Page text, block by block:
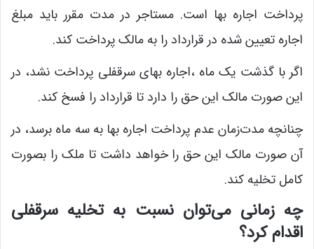
پرداخت اجاره‌ بها است. مستاجر در مدت مقرر باید مبلغ
اجاره تعیین‌ شده در قرارداد را به مالک پرداخت کند.
اگر با گذشت یک ماه ،اجاره‌ بهای سرقفلی پرداخت نشد، در
این صورت مالک این حق را دارد تا قرارداد را فسخ کند.
چنانچه مدت‌زمان عدم پرداخت اجاره‌ بها به سه ماه برسد، در
آن صورت مالک این حق را خواهد داشت تا ملک را بصورت
کامل تخلیه کند.
چه زمانی می‌توان نسبت به تخلیه سرقفلی
اقدام کرد؟